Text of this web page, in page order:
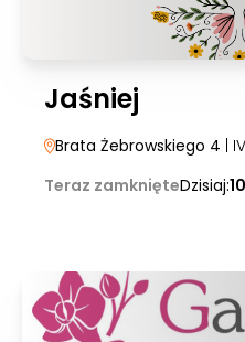
Jaśniej
Brata Żebrowskiego 4 | IV
Teraz zamknięteDzisiaj: